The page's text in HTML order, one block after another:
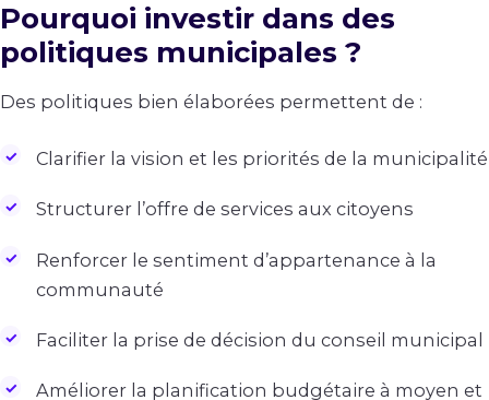
Pourquoi investir dans des
politiques municipales ?
Des politiques bien élaborées permettent de :
Clarifier la vision et les priorités de la municipalité
Structurer l’offre de services aux citoyens
Renforcer le sentiment d’appartenance à la
communauté
Faciliter la prise de décision du conseil municipal
Améliorer la planification budgétaire à moyen et